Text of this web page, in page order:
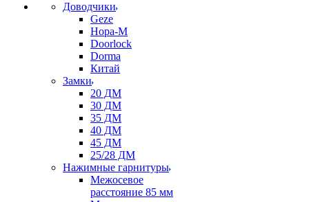
Доводчики
Geze
Нора-М
Doorlock
Dorma
Китай
Замки
20 ДМ
30 ДМ
35 ДМ
40 ДМ
45 ДМ
25/28 ДМ
Нажимные гарнитуры
Межосевое
расстояние 85 мм